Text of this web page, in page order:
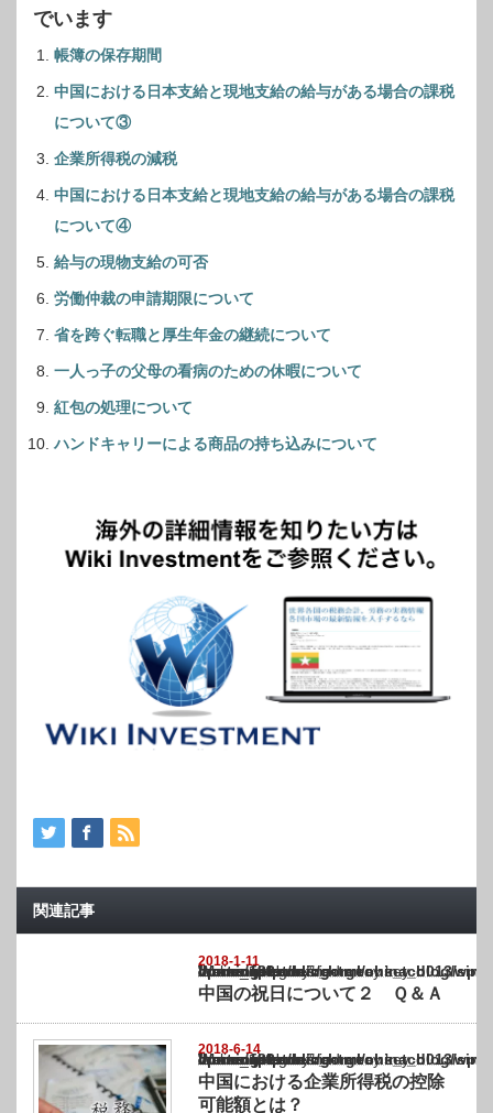
でいます
帳簿の保存期間
中国における日本支給と現地支給の給与がある場合の課税
について③
企業所得税の減税
中国における日本支給と現地支給の給与がある場合の課税
について④
給与の現物支給の可否
労働仲裁の申請期限について
省を跨ぐ転職と厚生年金の継続について
一人っ子の父母の看病のための休暇について
紅包の処理について
ハンドキャリーによる商品の持ち込みについて
関連記事
2018-1-11
Warning
: Undefined array key "show_category" in
/home/netst/kuno-cpa.co.jp/public_html/china_blog/wp-content/themes/
on line183
中国の祝日について２ Ｑ＆Ａ
2018-6-14
Warning
: Undefined array key "show_category" in
/home/netst/kuno-cpa.co.jp/public_html/china_blog/wp-content/themes/
on line183
中国における企業所得税の控除
可能額とは？